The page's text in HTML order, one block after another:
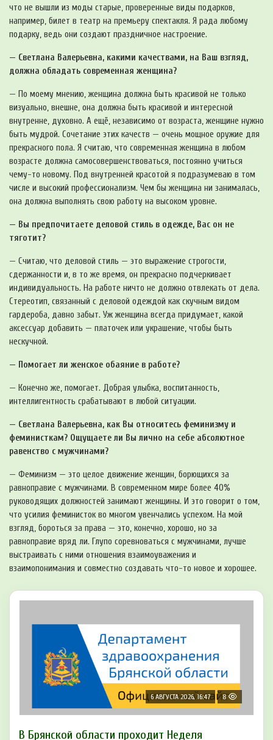
что не вышли из моды старые, проверенные виды подарков,
например, билет в театр на премьеру спектакля. Я рада любому
подарку, ведь они создают праздничное настроение.
— Светлана Валерьевна, какими качествами, на Ваш взгляд,
должна обладать современная женщина?
— По моему мнению, женщина должна быть красивой не только
визуально, внешне, она должна быть красивой и интересной
внутренне, духовно. А ещё, независимо от возраста, женщине нужно
быть мудрой. Сочетание этих качеств — очень мощное оружие для
прекрасного пола. Я считаю, что современная женщина в любом
возрасте должна самосовершенствоваться, постоянно учиться
чему-то новому. Под внутренней красотой я подразумеваю в том
числе и высокий профессионализм. Чем бы женщина ни занималась,
она должна выполнять свою работу на высоком уровне.
— Вы предпочитаете деловой стиль в одежде, Вас он не
тяготит?
— Считаю, что деловой стиль — это выражение строгости,
сдержанности и, в то же время, он прекрасно подчеркивает
индивидуальность. На работе ничто не должно отвлекать от дела.
Стереотип, связанный с деловой одеждой как скучным видом
гардероба, давно забыт. Уж женщина всегда придумает, какой
аксессуар добавить — платочек или украшение, чтобы быть
нескучной.
— Помогает ли женское обаяние в работе?
— Конечно же, помогает. Добрая улыбка, воспитанность,
интеллигентность срабатывают в любой ситуации.
— Светлана Валерьевна, как Вы относитесь феминизму и
феминисткам? Ощущаете ли Вы лично на себе абсолютное
равенство с мужчинами?
— Феминизм — это целое движение женщин, борющихся за
равноправие с мужчинами. В современном мире более 40%
руководящих должностей занимают женщины. И это говорит о том,
что усилия феминисток во многом увенчались успехом. На мой
взгляд, бороться за права — это, конечно, хорошо, но за
равноправие вряд ли. Глупо соревноваться с мужчинами, лучше
выстраивать с ними отношения взаимоуважения и
взаимопонимания и совместно создавать что-то новое и хорошее.
6 АВГУСТА 2026, 16:47 8
В Брянской области проходит Неделя